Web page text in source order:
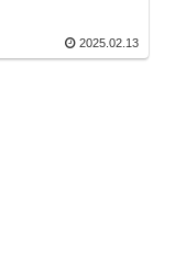
2025.02.13